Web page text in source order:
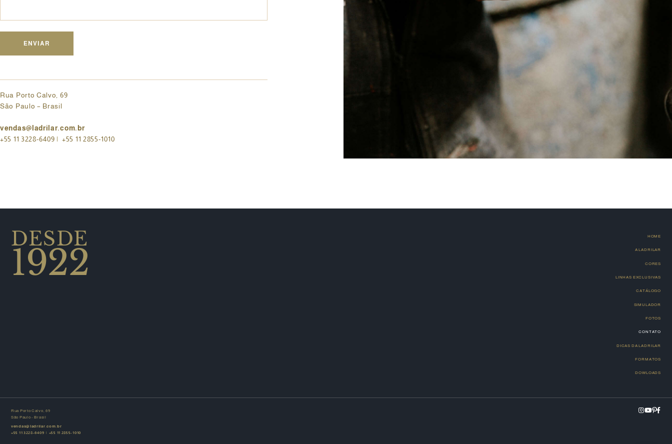
Rua Porto Calvo, 69
São Paulo – Brasil
vendas@ladrilar.com.br
+55 11 3228-6409 | +55 11 2855-1010
DESDE
1922
HOME
A LADRILAR
CORES
LINHAS EXCLUSIVAS
CATÁLOGO
SIMULADOR
FOTOS
CONTATO
DICAS DA LADRILAR
FORMATOS
DOWLOADS
Rua Porto Calvo, 69
São Paulo - Brasil
vendas@ladrilar.com.br
+55 11 3228-6409 | +55 11 2855-1010